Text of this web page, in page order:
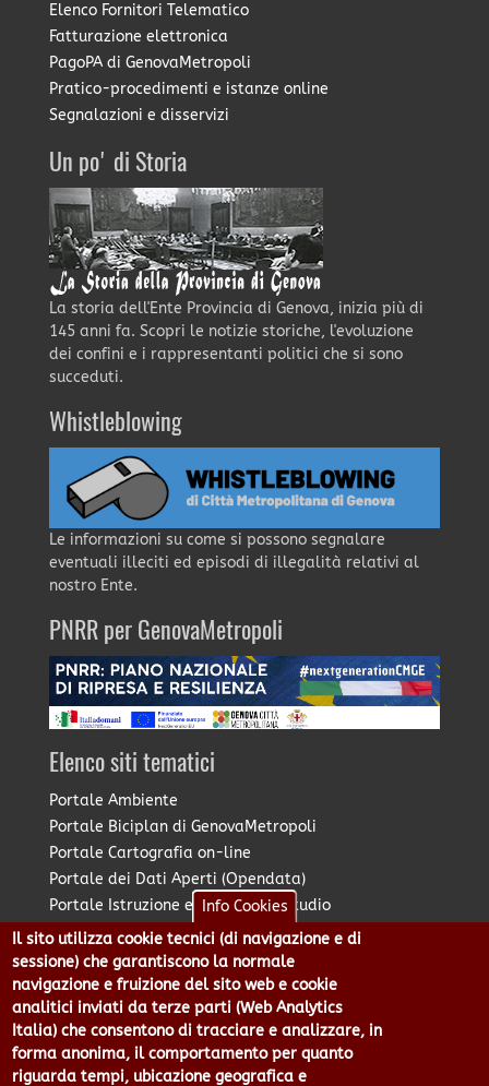
Elenco Fornitori Telematico
Fatturazione elettronica
PagoPA di GenovaMetropoli
Pratico-procedimenti e istanze online
Segnalazioni e disservizi
Un po' di Storia
La storia dell'Ente Provincia di Genova, inizia più di
145 anni fa. Scopri le notizie storiche, l'evoluzione
dei confini e i rappresentanti politici che si sono
succeduti.
Whistleblowing
Le informazioni su come si possono segnalare
eventuali illeciti ed episodi di illegalità relativi al
nostro Ente.
PNRR per GenovaMetropoli
Elenco siti tematici
Portale Ambiente
Portale Biciplan di GenovaMetropoli
Portale Cartografia on-line
Portale dei Dati Aperti (Opendata)
Portale Istruzione e Diritto allo Studio
Portale Marketing Territoriale
Portale Piano Strategico Metropolitano
Portale PUMS di GenovaMetropoli
Portale Stazione Unica Appaltante
Pratico: procedimenti e istanze online
Info Cookies
Il sito utilizza cookie tecnici (di navigazione e di
sessione) che garantiscono la normale
navigazione e fruizione del sito web e cookie
analitici inviati da terze parti (Web Analytics
Italia) che consentono di tracciare e analizzare, in
forma anonima, il comportamento per quanto
riguarda tempi, ubicazione geografica e